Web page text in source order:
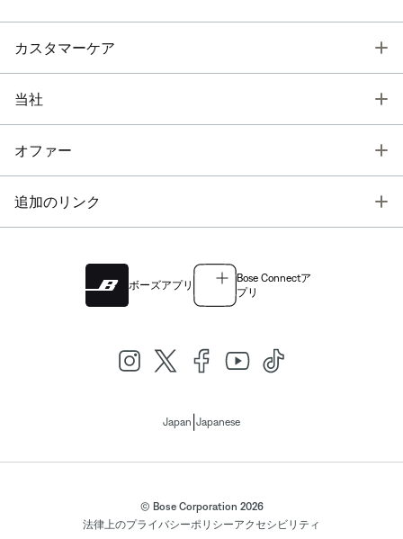
カスタマーケア
当社
オファー
追加のリンク
ボーズアプリ
Bose Connectア
プリ
Japan Japanese
© Bose Corporation 2026
法律上のプライバシーポリシーアクセシビリティ